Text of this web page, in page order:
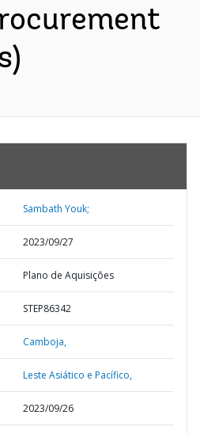
Sambath Youk;
2023/09/27
Plano de Aquisições
STEP86342
Camboja,
Leste Asiático e Pacífico,
2023/09/26